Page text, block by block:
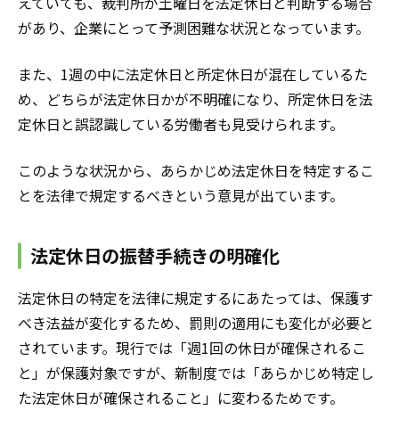
があり、企業にとって予測困難な状況となっています。
また、1週の中に法定休日と所定休日が混在しているた
め、どちらが法定休日かが不明確になり、所定休日を法
定休日と誤認識している労働者も見受けられます。
このような状況から、あらかじめ法定休日を特定するこ
とを法律で規定するべきという意見が出ています。
法定休日の振替手続きの明確化
法定休日の特定を法律に規定するにあたっては、保護す
べき法益が変化するため、罰則の適用にも変化が必要と
されています。現行では「週1回の休日が確保されるこ
と」が保護対象ですが、新制度では「あらかじめ特定し
た法定休日が確保されること」に変わるためです。